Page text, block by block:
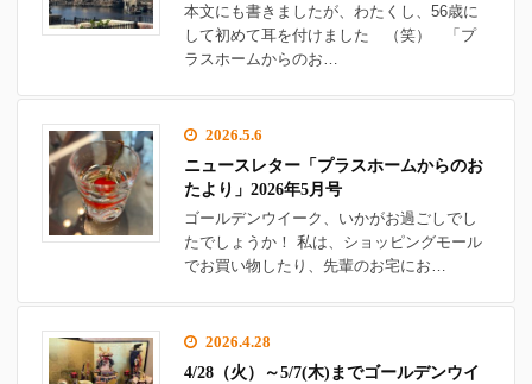
本文にも書きましたが、わたくし、56歳に
して初めて耳を付けました （笑） 「プ
ラスホームからのお…
2026.5.6
ニュースレター「プラスホームからのお
たより」2026年5月号
ゴールデンウイーク、いかがお過ごしでし
たでしょうか！ 私は、ショッピングモール
でお買い物したり、先輩のお宅にお…
2026.4.28
4/28（火）～5/7(木)までゴールデンウイ